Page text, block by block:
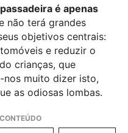
é apenas
não terá grandes
objetivos centrais:
e reduzir o
crianças, que
nos muito dizer isto,
as odiosas lombas.